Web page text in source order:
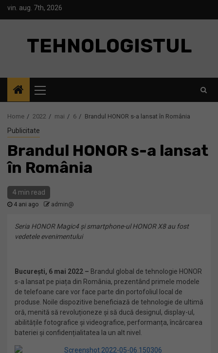
Skipvin. aug. 7th, 2026
TEHNOLOGISTUL
Menu
Home 2022 mai 6 Brandul HONOR s-a lansat în România
Publicitate
Brandul HONOR s-a lansat
în România
4 min read
4 ani ago admin@
Seria HONOR Magic4 și smartphone-ul HONOR X8 au fost
vedetele evenimentului
București, 6 mai 2022 – Brandul global de tehnologie HONOR
s-a lansat pe piața din România, prezentând primele modele
de telefoane care vor face parte din portofoliul local de
produse. Noile dispozitive beneficiază de tehnologie de ultimă
oră, menită să revoluționeze și să ducă designul, display-ul,
abilitățile fotografice și videografice, performanța, încărcarea
bateriei și confidențialitatea la un alt nivel.